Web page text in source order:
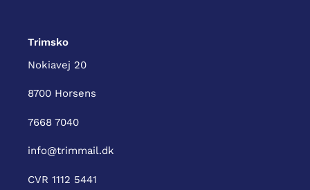
Trimsko
Nokiavej 20
8700 Horsens
7668 7040
info@trimmail.dk
CVR 1112 5441